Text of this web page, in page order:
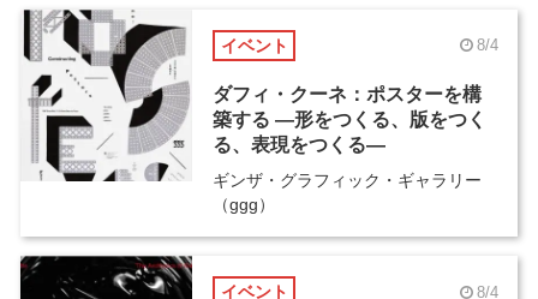
イベント 8/4
ダフィ・クーネ：ポスターを構
築する ―形をつくる、版をつく
る、表現をつくる―
ギンザ・グラフィック・ギャラリー
（ggg）
イベント 8/4